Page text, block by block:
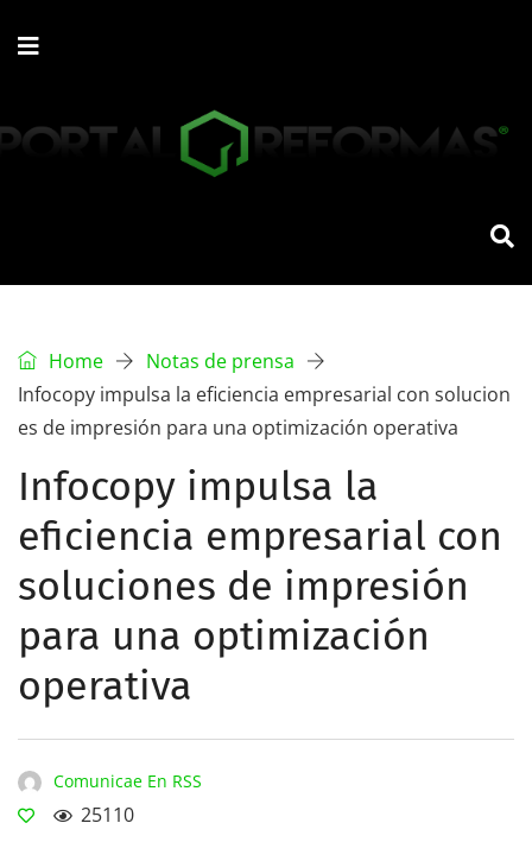
Home
Notas de prensa
Infocopy impulsa la eficiencia empresarial con solucion
es de impresión para una optimización operativa
Infocopy impulsa la
eficiencia empresarial con
soluciones de impresión
para una optimización
operativa
Comunicae En RSS
25110